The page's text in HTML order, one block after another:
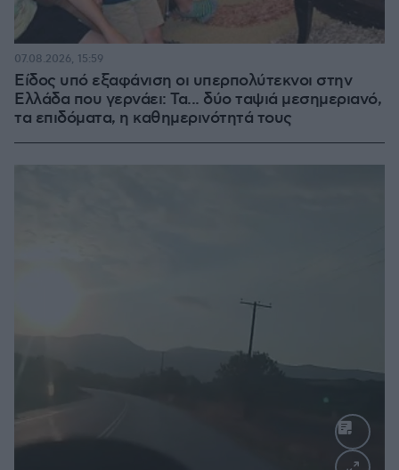
Είδος υπό εξαφάνιση οι υπερπολύτεκνοι στην
Ελλάδα που γερνάει: Τα... δύο ταψιά μεσημεριανό,
τα επιδόματα, η καθημερινότητά τους
07.08.2026, 15:59